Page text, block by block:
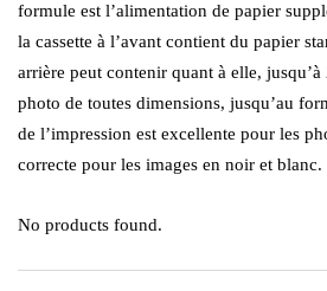
formule est l’alimentation de papier
la cassette à l’avant contient du papier
arrière peut contenir quant à elle,
photo de toutes dimensions, jusqu’au
de l’impression est excellente pour les
correcte pour les images en noir et blanc.
No products found.